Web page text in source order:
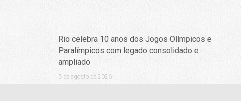
Rio celebra 10 anos dos Jogos Olímpicos e
Paralímpicos com legado consolidado e
ampliado
5 de agosto de 2026